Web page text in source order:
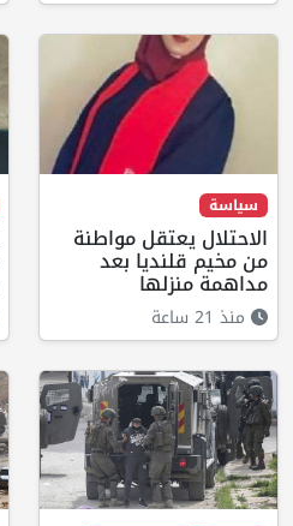
سياسة
الاحتلال يعتقل مواطنة
من مخيم قلنديا بعد
مداهمة منزلها
منذ 21 ساعة